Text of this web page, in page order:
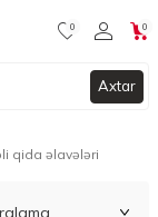
Axtar
0 0
qida əlavələri